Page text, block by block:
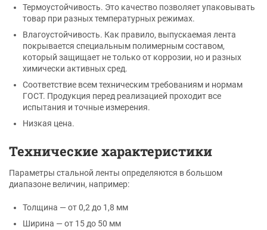
Термоустойчивость. Это качество позволяет упаковывать
товар при разных температурных режимах.
Влагоустойчивость. Как правило, выпускаемая лента
покрывается специальным полимерным составом,
который защищает не только от коррозии, но и разных
химически активных сред.
Соответствие всем техническим требованиям и нормам
ГОСТ. Продукция перед реализацией проходит все
испытания и точные измерения.
Низкая цена.
Технические характеристики
Параметры стальной ленты определяются в большом
диапазоне величин, например:
Толщина — от 0,2 до 1,8 мм
Ширина — от 15 до 50 мм